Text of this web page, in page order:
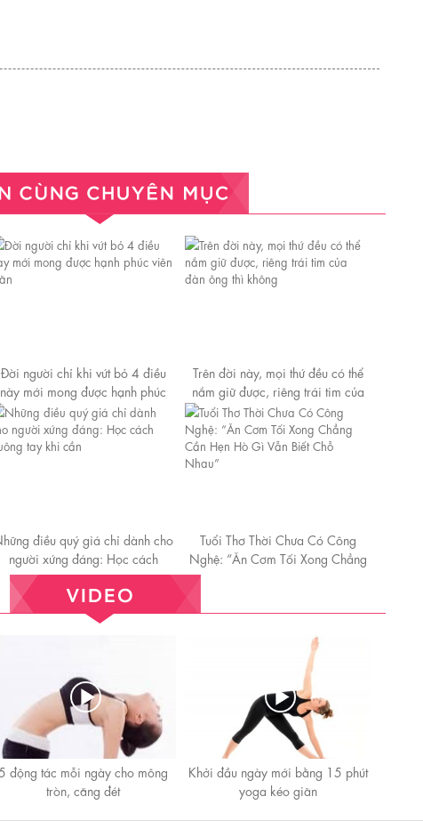
Đời người chỉ khi vứt bỏ 4 điều
này mới mong được hạnh phúc
viên mãn
Trên đời này, mọi thứ đều có thể
nắm giữ được, riêng trái tim của
đàn ông thì không
điều quý giá chỉ dành cho
người xứng đáng: Học cách
buông tay khi cần
Tuổi Thơ Thời Chưa Có Công
Nghệ: “Ăn Cơm Tối Xong Chẳng
Cần Hẹn Hò Gì Vẫn Biết Chỗ
động tác mỗi ngày cho mông
tròn, căng đét
Khởi đầu ngày mới bằng 15 phút
yoga kéo giãn